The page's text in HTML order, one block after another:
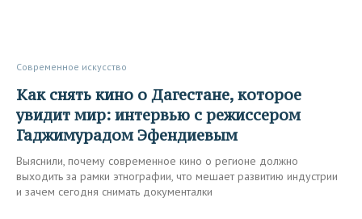
Современное искусство
Как снять кино о Дагестане, которое
увидит мир: интервью с режиссером
Гаджимурадом Эфендиевым
Выяснили, почему современное кино о регионе должно
выходить за рамки этнографии, что мешает развитию индустрии
и зачем сегодня снимать документалки